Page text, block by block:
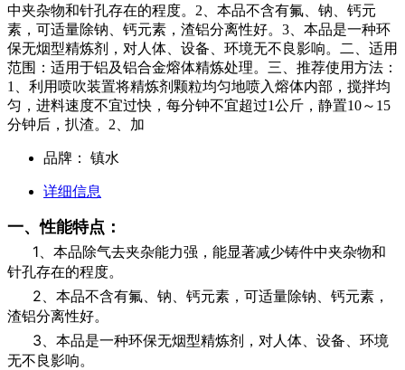
中夹杂物和针孔存在的程度。2、本品不含有氟、钠、钙元
素，可适量除钠、钙元素，渣铝分离性好。3、本品是一种环
保无烟型精炼剂，对人体、设备、环境无不良影响。二、适用
范围：适用于铝及铝合金熔体精炼处理。三、推荐使用方法：
1、利用喷吹装置将精炼剂颗粒均匀地喷入熔体内部，搅拌均
匀，进料速度不宜过快，每分钟不宜超过1公斤，静置10～15
分钟后，扒渣。2、加
品牌： 镇水
详细信息
一、性能特点：
1、本品除气去夹杂能力强，能显著减少铸件中夹杂物和
针孔存在的程度。
2、本品不含有氟、钠、钙元素，可适量除钠、钙元素，
渣铝分离性好。
3、本品是一种环保无烟型精炼剂，对人体、设备、环境
无不良影响。